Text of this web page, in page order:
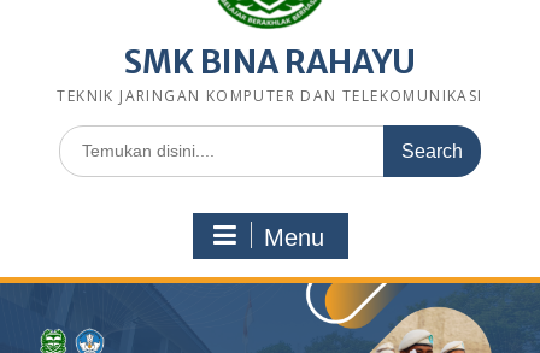
SMK BINA RAHAYU
TEKNIK JARINGAN KOMPUTER DAN TELEKOMUNIKASI
Search
for:
Menu